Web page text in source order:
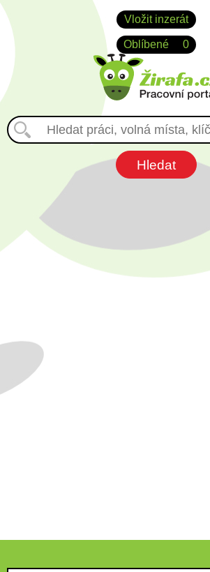
Vložit inzerát
Oblíbené 0